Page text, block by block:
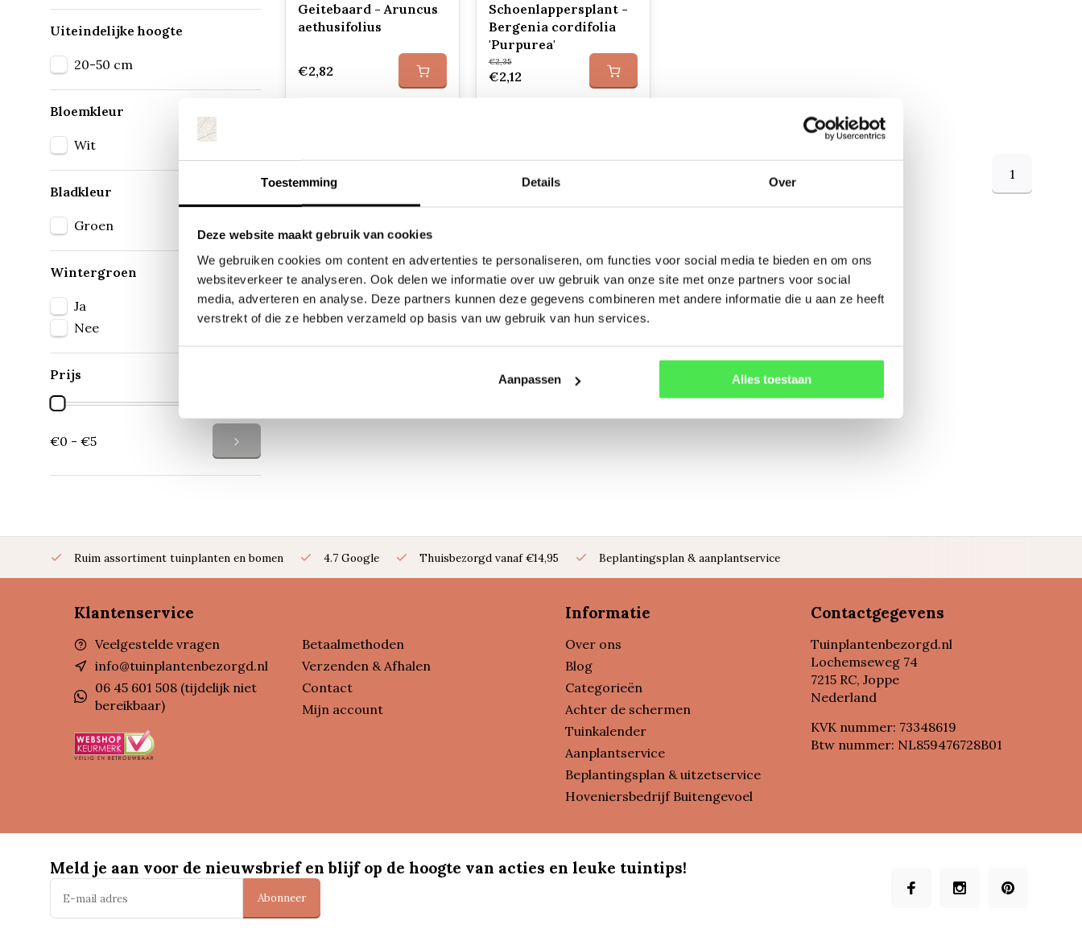
Toestemming Details Over
Deze website maakt gebruik van cookies
We gebruiken cookies om content en advertenties te personaliseren, om functies voor social media te bieden en om ons
websiteverkeer te analyseren. Ook delen we informatie over uw gebruik van onze site met onze partners voor social
media, adverteren en analyse. Deze partners kunnen deze gegevens combineren met andere informatie die u aan ze heeft
verstrekt of die ze hebben verzameld op basis van uw gebruik van hun services.
Aanpassen Alles toestaan
Uiteindelijke hoogte
20-50 cm
Bloemkleur
Wit
Bladkleur
Groen
Wintergroen
Ja
Nee
Prijs
€0 - €5
Geitebaard - Aruncus
aethusifolius
€2,82
Schoenlappersplant -
Bergenia cordifolia
'Purpurea'
€2,35
€2,12
1
Ruim assortiment tuinplanten en bomen 4.7 Google Thuisbezorgd vanaf €14,95 Beplantingsplan & aanplantservice
Klantenservice
Veelgestelde vragen
info@tuinplantenbezorgd.nl
06 45 601 508 (tijdelijk niet
bereikbaar)
Betaalmethoden
Verzenden & Afhalen
Contact
Mijn account
Informatie
Over ons
Blog
Categorieën
Achter de schermen
Tuinkalender
Aanplantservice
Beplantingsplan & uitzetservice
Hoveniersbedrijf Buitengevoel
Contactgegevens
Tuinplantenbezorgd.nl
Lochemseweg 74
7215 RC, Joppe
Nederland
KVK nummer: 73348619
Btw nummer: NL859476728B01
Meld je aan voor de nieuwsbrief en blijf op de hoogte van acties en leuke tuintips!
Abonneer